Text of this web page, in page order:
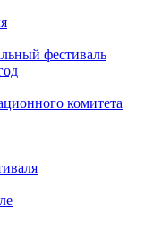
фестиваль
комитета